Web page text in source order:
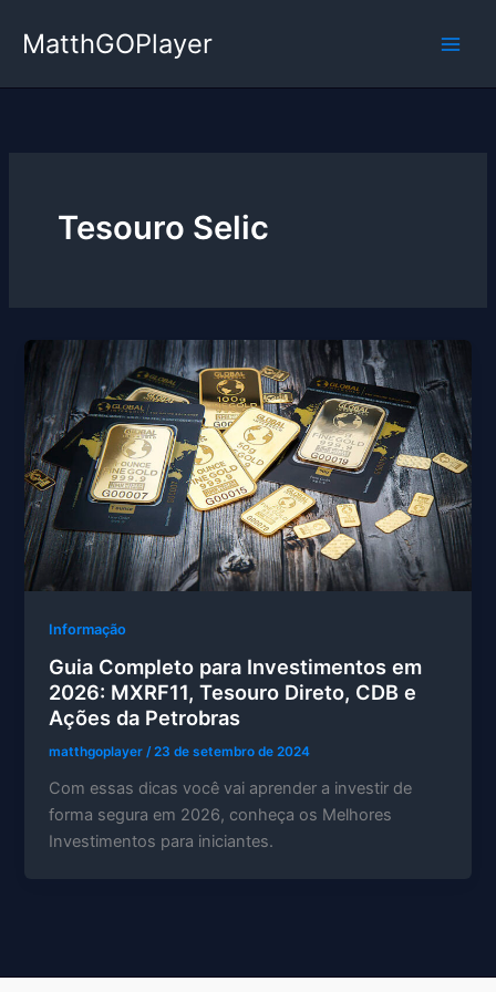
para
conteúdo
MatthGOPlayer
Tesouro Selic
Informação
Guia Completo para Investimentos em
2026: MXRF11, Tesouro Direto, CDB e
Ações da Petrobras
matthgoplayer/23 de setembro de 2024
Com essas dicas você vai aprender a investir de
forma segura em 2026, conheça os Melhores
Investimentos para iniciantes.